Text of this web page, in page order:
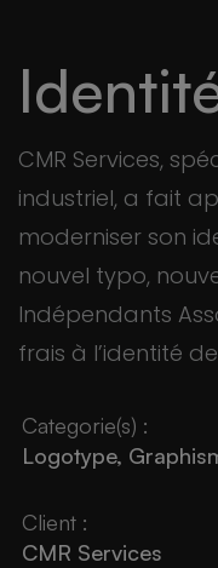
CMR Services,
industriel, a fait
moderniser son
nouvel typo,
Indépendants
frais à l’identité
Categorie(s) :
Logotype,
Client :
CMR Services